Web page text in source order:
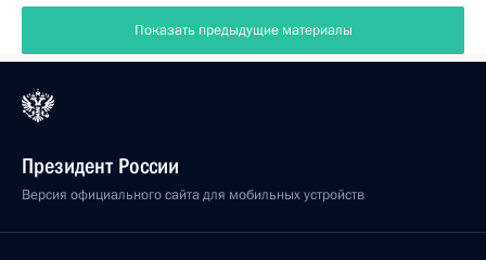
Показать предыдущие материалы
Президент России
Версия официального сайта для мобильных устройств